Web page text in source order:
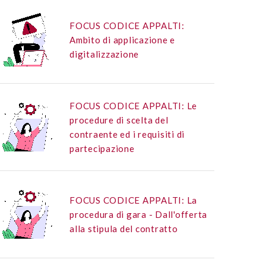
FOCUS CODICE APPALTI:
Ambito di applicazione e
digitalizzazione
FOCUS CODICE APPALTI: Le
procedure di scelta del
contraente ed i requisiti di
partecipazione
FOCUS CODICE APPALTI: La
procedura di gara - Dall'offerta
alla stipula del contratto